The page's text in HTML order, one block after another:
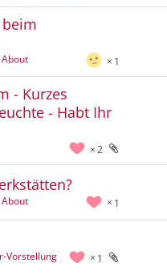
1
- Kurzes
- Habt Ihr
2
1
1
Vorstellung